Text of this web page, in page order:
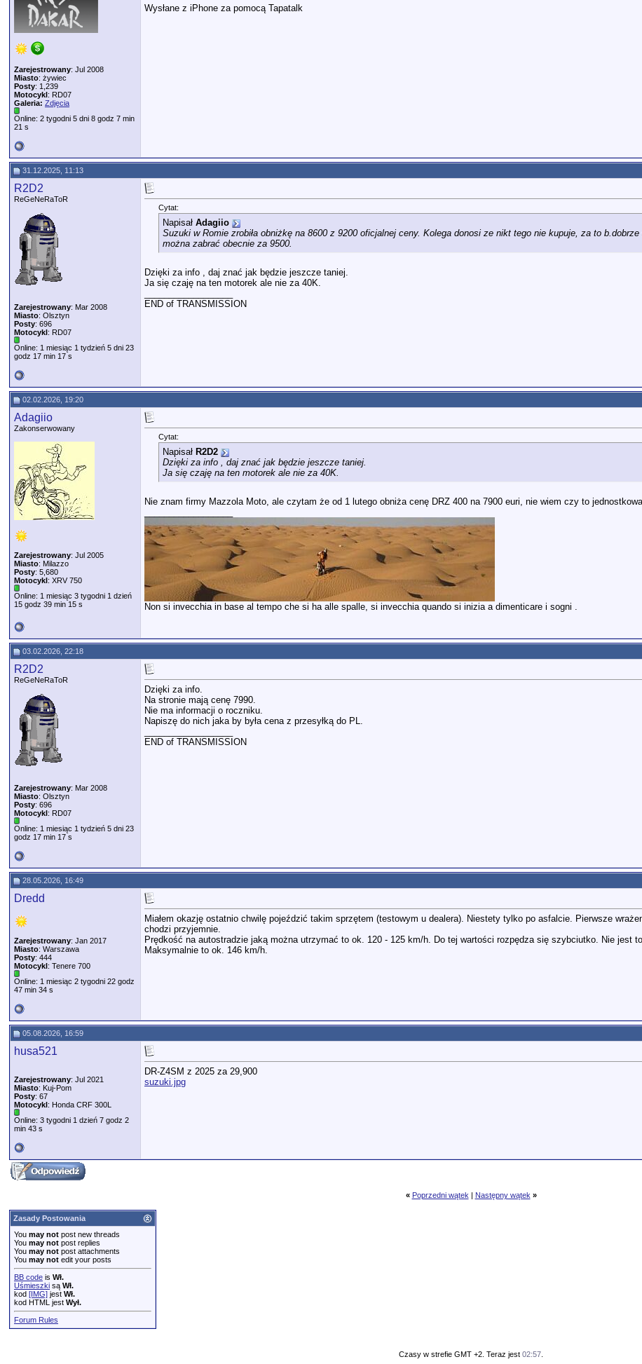
Zarejestrowany: Jul 2008
Miasto: żywiec
Posty: 1,239
Motocykl: RD07
Galeria: Zdjęcia
Online: 2 tygodni 5 dni 8 godz 7 min
21 s
Wysłane z iPhone za pomocą Tapatalk
31.12.2025, 11:13
R2D2
ReGeNeRaToR
Zarejestrowany: Mar 2008
Miasto: Olsztyn
Posty: 696
Motocykl: RD07
Online: 1 miesiąc 1 tydzień 5 dni 23
godz 17 min 17 s
Cytat:
Napisał Adagiio
Suzuki w Romie zrobiła obniżkę na 8600 z 9200 oficjalnej ceny. Kolega donosi ze nikt tego nie kupuje, za to
można zabrać obecnie za 9500.
Dzięki za info , daj znać jak będzie jeszcze taniej.
Ja się czaję na ten motorek ale nie za 40K.
END of TRANSMISSION
02.02.2026, 19:20
Adagiio
Zakonserwowany
Zarejestrowany: Jul 2005
Miasto: Milazzo
Posty: 5,680
Motocykl: XRV 750
Online: 1 miesiąc 3 tygodni 1 dzień
15 godz 39 min 15 s
Cytat:
Napisał R2D2
Dzięki za info , daj znać jak będzie jeszcze taniej.
Ja się czaję na ten motorek ale nie za 40K.
Nie znam firmy Mazzola Moto, ale czytam że od 1 lutego obniża cenę DRZ 400 na 7900 euri, nie wiem czy to
Non si invecchia in base al tempo che si ha alle spalle, si invecchia quando si inizia a dimenticare i sogni .
03.02.2026, 22:18
R2D2
ReGeNeRaToR
Zarejestrowany: Mar 2008
Miasto: Olsztyn
Posty: 696
Motocykl: RD07
Online: 1 miesiąc 1 tydzień 5 dni 23
godz 17 min 17 s
Dzięki za info.
Na stronie mają cenę 7990.
Nie ma informacji o roczniku.
Napiszę do nich jaka by była cena z przesyłką do PL.
END of TRANSMISSION
28.05.2026, 16:49
Dredd
Zarejestrowany: Jan 2017
Miasto: Warszawa
Posty: 444
Motocykl: Tenere 700
Online: 1 miesiąc 2 tygodni 22 godz
47 min 34 s
Miałem okazję ostatnio chwilę pojeździć takim sprzętem (testowym u dealera). Niestety tylko po asfalcie. Pierwsze
chodzi przyjemnie.
Prędkość na autostradzie jaką można utrzymać to ok. 120 - 125 km/h. Do tej wartości rozpędza się szybciutko. Nie jest
Maksymalnie to ok. 146 km/h.
05.08.2026, 16:59
husa521
Zarejestrowany: Jul 2021
Miasto: Kuj-Pom
Posty: 67
Motocykl: Honda CRF 300L
Online: 3 tygodni 1 dzień 7 godz 2
min 43 s
DR-Z4SM z 2025 za 29,900
suzuki.jpg
« Poprzedni wątek | Następny wątek »
Zasady Postowania
You may not post new threads
You may not post replies
You may not post attachments
You may not edit your posts
BB code is Wł.
Uśmieszki są Wł.
kod [IMG] jest Wł.
kod HTML jest Wył.
Forum Rules
Czasy w strefie GMT +2. Teraz jest 02:57